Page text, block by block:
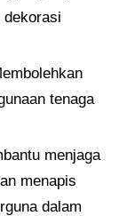
dekorasi
tenaga
menjaga
menapis
dalam